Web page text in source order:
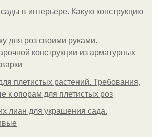
в интерьере. Какую конструкцию
для роз своими руками.
конструкции из арматурных
плетистых растений. Требования,
к опорам для плетистых роз
лиан для украшения сада.